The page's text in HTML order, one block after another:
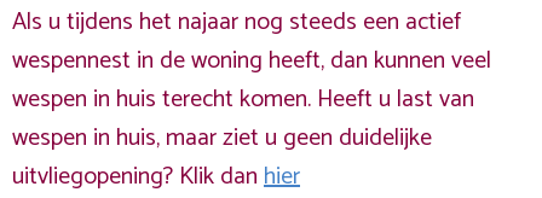
Als u tijdens het najaar nog steeds een actief
wespennest in de woning heeft, dan kunnen veel
wespen in huis terecht komen. Heeft u last van
wespen in huis, maar ziet u geen duidelijke
uitvliegopening? Klik danhier